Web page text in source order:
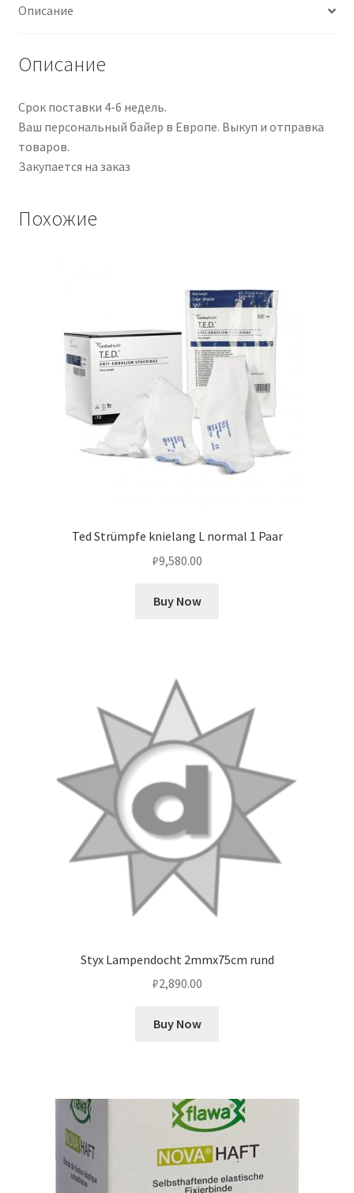
QNHR
1
Paar
Описание
Описание
Срок поставки 4-6 недель.
Ваш персональный байер в Европе. Выкуп и отправка
товаров.
Закупается на заказ
Похожие
Ted Strümpfe knielang L normal 1 Paar
₽9,580.00
Buy Now
Styx Lampendocht 2mmx75cm rund
₽2,890.00
Buy Now